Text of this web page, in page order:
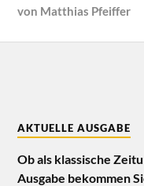
von Matthias Pfeiffer
AKTUELLE AUSGABE
Ob als klassische
Ausgabe bekommen